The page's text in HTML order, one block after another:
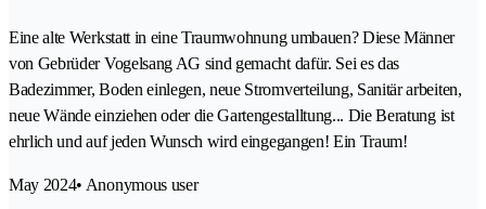
Eine alte Werkstatt in eine Traumwohnung umbauen? Diese Männer
von Gebrüder Vogelsang AG sind gemacht dafür. Sei es das
Badezimmer, Boden einlegen, neue Stromverteilung, Sanitär arbeiten,
neue Wände einziehen oder die Gartengestalltung... Die Beratung ist
ehrlich und auf jeden Wunsch wird eingegangen! Ein Traum!
May 2024• Anonymous user